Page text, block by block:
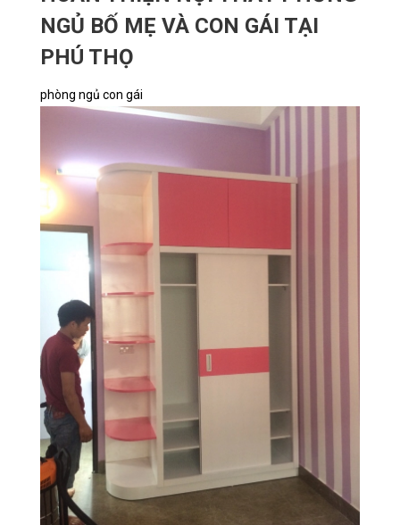
NGỦ BỐ MẸ VÀ CON GÁI TẠI
PHÚ THỌ
phòng ngủ con gái